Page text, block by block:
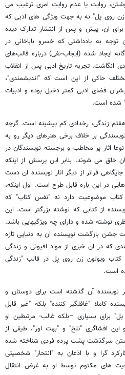
روایت یا عدم روایت امری ترغیب می
زن روی پل" نه به جهت ویژگی های ادبی که
ان، پیش و پس از انتشار تدارک دیده
به یادداشتی که خسرو باباخانی در
ایجاد شده (ایجاب-نفی) درباره قالب‌های
انگاشت. تجربه تاریخ ادبی پس از انقلاب
حاکی از این است که "اندیشمندی"،
فضای ادبی کمتر دخیل بوده و ادبیات
شده است.
زندگی، رخدادی کم پیشینه است. گرچه
بر خلاف برخی هنرهای دیگر رو به
اثار پر مخاطب و برجسته نویسندگان در
خلق می شوند. بنابر این پرسش از اینکه
فراتر از دیگر اثار نویسنده ان دست
در این باره قابل طرح است. اول اینکه،
کتاب موضوعیت دارد نه "نفس کتاب" که
از کتابی که نوشته بزرگتر است. این
نوشته شده و دارای چه ویژگیهایی باشد.
جشن بازگشت نویسنده ان به دنیایی تازه
که در ان خبری از مواد افیونی و زندگی
کتاب ویولون زن روی پل در قالب "زندگی
است.
نویسنده آن گذشته است برای دوستان و
کاملا "غافلگیر کننده" بلکه "غیر قابل
برای بسیاری –بلکه غالب- مرتبطین او
افشاگری "تلخ" و "بهت اور"، طیفی از
سرگذشت پشت پرده فردی شناخته شده
گرا و با اذعان به "انتحار" شخصیتی
های مکتوم توسط او به غرض انتقال